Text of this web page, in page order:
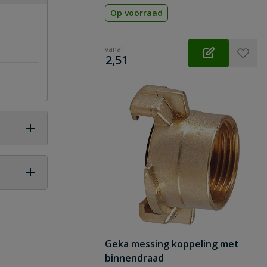
Op voorraad
vanaf
€
2,51
Geka messing koppeling met
binnendraad